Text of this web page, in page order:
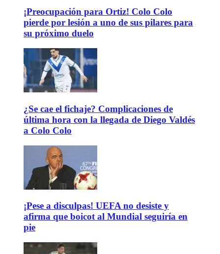
¡Preocupación para Ortiz! Colo Colo
pierde por lesión a uno de sus pilares para
su próximo duelo
¿Se cae el fichaje? Complicaciones de
última hora con la llegada de Diego Valdés
a Colo Colo
¡Pese a disculpas! UEFA no desiste y
afirma que boicot al Mundial seguiría en
pie